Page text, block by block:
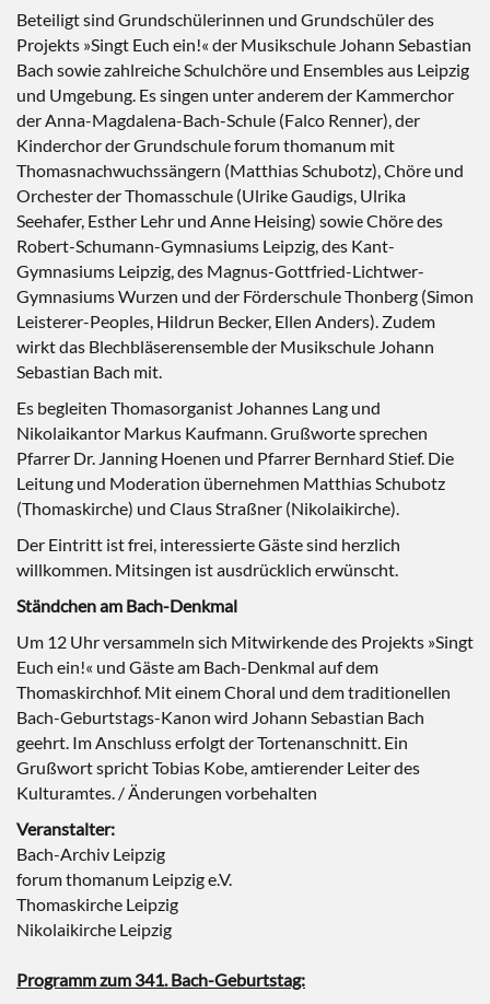
Beteiligt sind Grundschülerinnen und Grundschüler des
Projekts »Singt Euch ein!« der Musikschule Johann Sebastian
Bach sowie zahlreiche Schulchöre und Ensembles aus Leipzig
und Umgebung. Es singen unter anderem der Kammerchor
der Anna-Magdalena-Bach-Schule (Falco Renner), der
Kinderchor der Grundschule forum thomanum mit
Thomasnachwuchssängern (Matthias Schubotz), Chöre und
Orchester der Thomasschule (Ulrike Gaudigs, Ulrika
Seehafer, Esther Lehr und Anne Heising) sowie Chöre des
Robert-Schumann-Gymnasiums Leipzig, des Kant-
Gymnasiums Leipzig, des Magnus-Gottfried-Lichtwer-
Gymnasiums Wurzen und der Förderschule Thonberg (Simon
Leisterer-Peoples, Hildrun Becker, Ellen Anders). Zudem
wirkt das Blechbläserensemble der Musikschule Johann
Sebastian Bach mit.
Es begleiten Thomasorganist Johannes Lang und
Nikolaikantor Markus Kaufmann. Grußworte sprechen
Pfarrer Dr. Janning Hoenen und Pfarrer Bernhard Stief. Die
Leitung und Moderation übernehmen Matthias Schubotz
(Thomaskirche) und Claus Straßner (Nikolaikirche).
Der Eintritt ist frei, interessierte Gäste sind herzlich
willkommen. Mitsingen ist ausdrücklich erwünscht.
Ständchen am Bach-Denkmal
Um 12 Uhr versammeln sich Mitwirkende des Projekts »Singt
Euch ein!« und Gäste am Bach-Denkmal auf dem
Thomaskirchhof. Mit einem Choral und dem traditionellen
Bach-Geburtstags-Kanon wird Johann Sebastian Bach
geehrt. Im Anschluss erfolgt der Tortenanschnitt. Ein
Grußwort spricht Tobias Kobe, amtierender Leiter des
Kulturamtes. / Änderungen vorbehalten
Veranstalter:
Bach-Archiv Leipzig
forum thomanum Leipzig e.V.
Thomaskirche Leipzig
Nikolaikirche Leipzig
Programm zum 341. Bach-Geburtstag: